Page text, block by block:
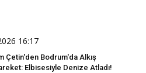
16:17
Çetin'den Bodrum'da Alkış
Elbisesiyle Denize Atladı!